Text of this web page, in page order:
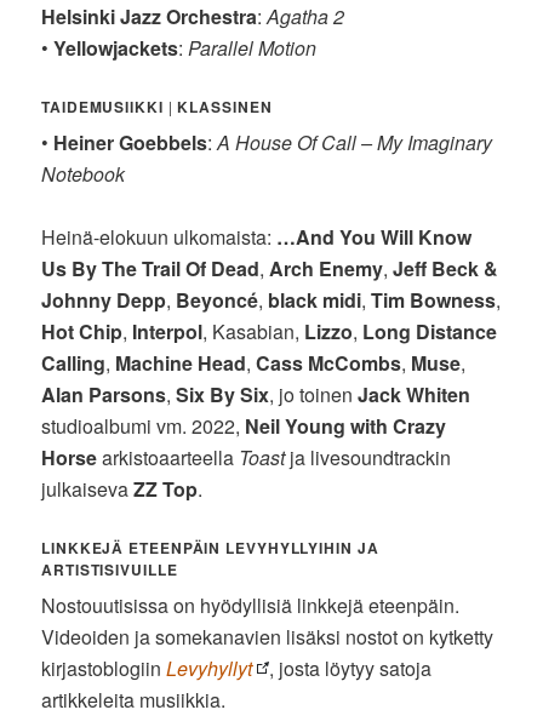
Helsinki Jazz Orchestra:Agatha 2
•Yellowjackets: Parallel Motion
TAIDEMUSIIKKI |KLASSINEN
• Heiner Goebbels:A House Of Call – My Imaginary
Notebook
Heinä-elokuun ulkomaista: …And You Will Know
Us By The Trail Of Dead, Arch Enemy,Jeff Beck &
Johnny Depp, Beyoncé, black midi,Tim Bowness,
Hot Chip, Interpol, Kasabian, Lizzo, Long Distance
Calling, Machine Head,Cass McCombs, Muse,
Alan Parsons,Six By Six, jo toinenJack Whiten
studioalbumi vm. 2022, Neil Young with Crazy
Horsearkistoaarteella Toastja livesoundtrackin
julkaisevaZZ Top.
LINKKEJÄ ETEENPÄIN LEVYHYLLYIHIN JA
ARTISTISIVUILLE
Nostouutisissa on hyödyllisiä linkkejä eteenpäin.
Videoiden ja somekanavien lisäksi nostot on kytketty
kirjastoblogiinLevyhyllyt
, josta löytyy satoja
artikkeleita musiikkia.